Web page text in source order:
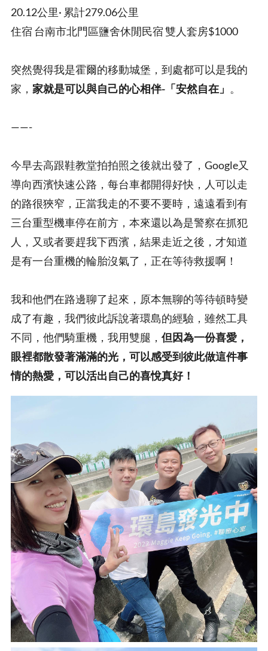
20.12公里· 累計279.06公里
住宿 台南市北門區鹽舍休閒民宿 雙人套房$1000
突然覺得我是霍爾的移動城堡，到處都可以是我的
家， 家就是可以與自己的心相伴-「安然自在」 。
——-
今早去高跟鞋教堂拍拍照之後就出發了，Google又
導向西濱快速公路，每台車都開得好快，人可以走
的路很狹窄，正當我走的不要不要時，遠遠看到有
三台重型機車停在前方，本來還以為是警察在抓犯
人，又或者要趕我下西濱，結果走近之後，才知道
是有一台重機的輪胎沒氣了，正在等待救援啊！
我和他們在路邊聊了起來，原本無聊的等待頓時變
成了有趣，我們彼此訴說著環島的經驗，雖然工具
不同，他們騎重機，我用雙腿， 但因為一份喜愛，
眼裡都散發著滿滿的光，可以感受到彼此做這件事
情的熱愛，可以活出自己的喜悅真好！